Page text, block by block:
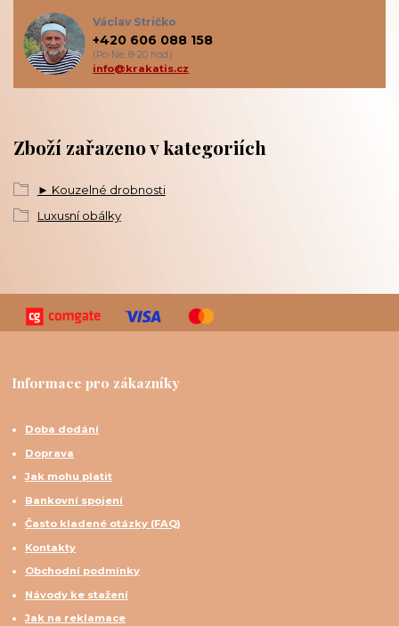
Zboží zařazeno v kategoriích
► Kouzelné drobnosti
Luxusní obálky
Václav Stričko
+420 606 088 158
(Po-Ne, 8-20 hod.)
info@krakatis.cz
Informace pro zákazníky
Doba dodání
Doprava
Jak mohu platit
Bankovní spojení
Často kladené otázky (FAQ)
Kontakty
Obchodní podmínky
Návody ke stažení
Jak na reklamace